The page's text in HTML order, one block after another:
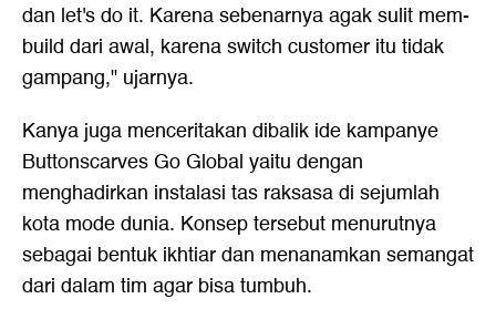
dan let's do it. Karena sebenarnya agak sulit mem-
build dari awal, karena switch customer itu tidak
gampang," ujarnya.
Kanya juga menceritakan dibalik ide kampanye
Buttonscarves Go Global yaitu dengan
menghadirkan instalasi tas raksasa di sejumlah
kota mode dunia. Konsep tersebut menurutnya
sebagai bentuk ikhtiar dan menanamkan semangat
dari dalam tim agar bisa tumbuh.